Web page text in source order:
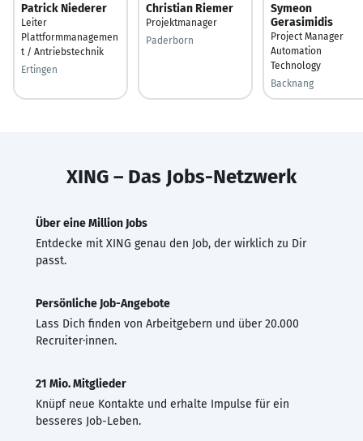
Patrick Niederer
Leiter
Plattformmanagemen
t / Antriebstechnik
Ertingen
Christian Riemer
Projektmanager
Paderborn
Symeon
Gerasimidis
Project Manager
Automation
Technology
Backnang
XING – Das Jobs-Netzwerk
Über eine Million Jobs
Entdecke mit XING genau den Job, der wirklich zu Dir
passt.
Persönliche Job-Angebote
Lass Dich finden von Arbeitgebern und über 20.000
Recruiter·innen.
21 Mio. Mitglieder
Knüpf neue Kontakte und erhalte Impulse für ein
besseres Job-Leben.